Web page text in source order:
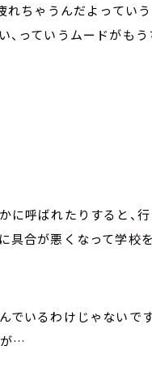
れちゃうんだよってい
っていうムードがも
に呼ばれたりすると、
具合が悪くなって学校
いるわけじゃないで
が…